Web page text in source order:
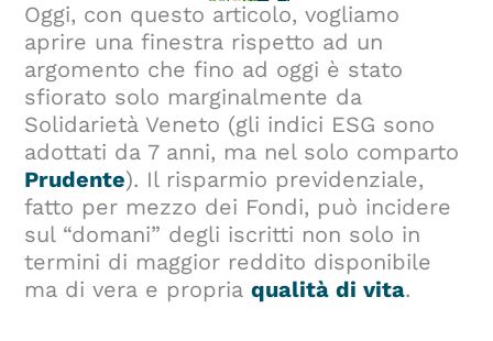
Oggi, con questo articolo, vogliamo
aprire una finestra rispetto ad un
argomento che fino ad oggi è stato
sfiorato solo marginalmente da
Solidarietà Veneto (gli indici ESG sono
adottati da 7 anni, ma nel solo comparto
Prudente). Il risparmio previdenziale,
fatto per mezzo dei Fondi, può incidere
sul “domani” degli iscritti non solo in
termini di maggior reddito disponibile
ma di vera e propriaqualità di vita.